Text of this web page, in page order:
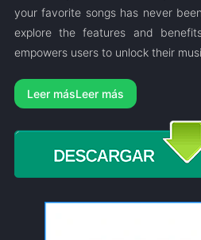
your favorite songs has never
explore the features and
empowers users to unlock their
Leer más